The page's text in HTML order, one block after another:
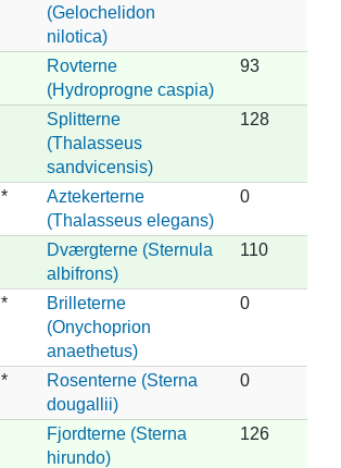
(Gelochelidon
nilotica)
Rovterne
(Hydroprogne caspia)
93
Splitterne
(Thalasseus
sandvicensis)
128
*
Aztekerterne
(Thalasseus elegans)
0
Dværgterne (Sternula
albifrons)
110
*
Brilleterne
(Onychoprion
anaethetus)
0
*
Rosenterne (Sterna
dougallii)
0
Fjordterne (Sterna
hirundo)
126